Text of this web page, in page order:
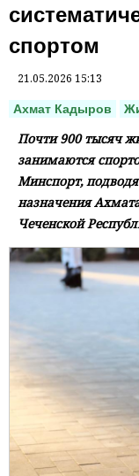
спортом
21.05.2026 15:13
Ахмат Кадыров
Почти 900 тысяч
занимаются
Минспорт,
назначения
Чеченской